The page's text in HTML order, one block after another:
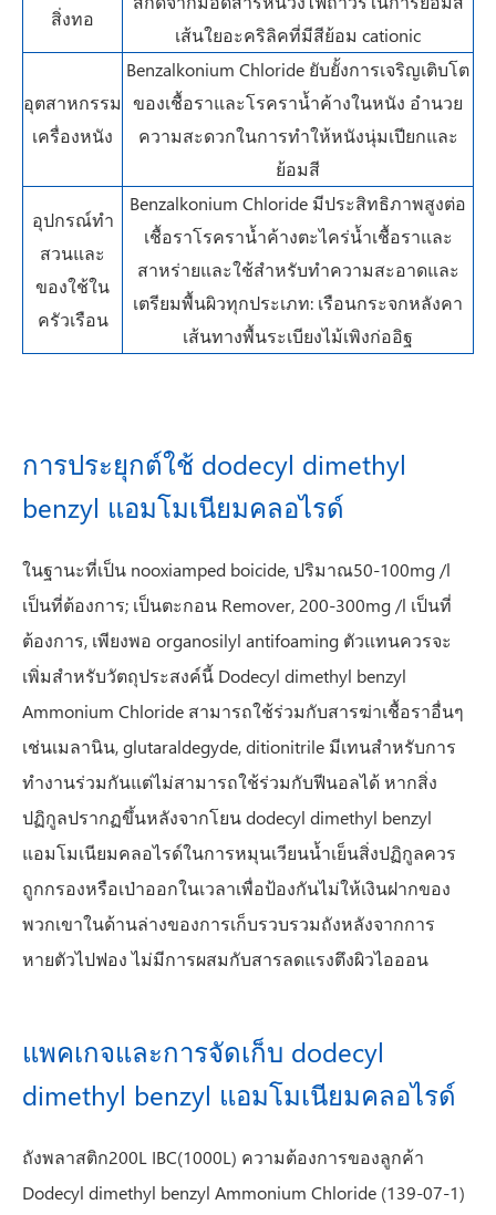
สิ่งทอ
เส้นใยอะคริลิคที่มีสีย้อม cationic
อุตสาหกรรม
เครื่องหนัง
Benzalkonium Chloride ยับยั้งการเจริญเติบโต
ของเชื้อราและโรคราน้ำค้างในหนัง อำนวย
ความสะดวกในการทำให้หนังนุ่มเปียกและ
ย้อมสี
อุปกรณ์ทำ
สวนและ
ของใช้ใน
ครัวเรือน
Benzalkonium Chloride มีประสิทธิภาพสูงต่อ
เชื้อราโรคราน้ำค้างตะไคร่น้ำเชื้อราและ
สาหร่ายและใช้สำหรับทำความสะอาดและ
เตรียมพื้นผิวทุกประเภท: เรือนกระจกหลังคา
เส้นทางพื้นระเบียงไม้เพิงก่ออิฐ
การประยุกต์ใช้ dodecyl dimethyl
benzyl แอมโมเนียมคลอไรด์
ในฐานะที่เป็น nooxiamped boicide, ปริมาณ50-100mg /l
เป็นที่ต้องการ; เป็นตะกอน Remover, 200-300mg /l เป็นที่
ต้องการ, เพียงพอ organosilyl antifoaming ตัวแทนควรจะ
เพิ่มสำหรับวัตถุประสงค์นี้ Dodecyl dimethyl benzyl
Ammonium Chloride สามารถใช้ร่วมกับสารฆ่าเชื้อราอื่นๆ
เช่นเมลานิน, glutaraldegyde, ditionitrile มีเทนสำหรับการ
ทำงานร่วมกันแต่ไม่สามารถใช้ร่วมกับฟีนอลได้ หากสิ่ง
ปฏิกูลปรากฏขึ้นหลังจากโยน dodecyl dimethyl benzyl
แอมโมเนียมคลอไรด์ในการหมุนเวียนน้ำเย็นสิ่งปฏิกูลควร
ถูกกรองหรือเป่าออกในเวลาเพื่อป้องกันไม่ให้เงินฝากของ
พวกเขาในด้านล่างของการเก็บรวบรวมถังหลังจากการ
หายตัวไปฟอง ไม่มีการผสมกับสารลดแรงตึงผิวไอออน
แพคเกจและการจัดเก็บ dodecyl
dimethyl benzyl แอมโมเนียมคลอไรด์
ถังพลาสติก200L IBC(1000L) ความต้องการของลูกค้า
Dodecyl dimethyl benzyl Ammonium Chloride (139-07-1)